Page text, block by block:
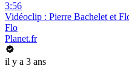
3:56
Vidéoclip : Pierre Bachelet et
Flo
Planet.fr
il y a 3 ans